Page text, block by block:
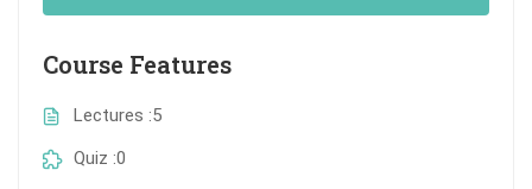
Course Features
Lectures 5
Quiz 0